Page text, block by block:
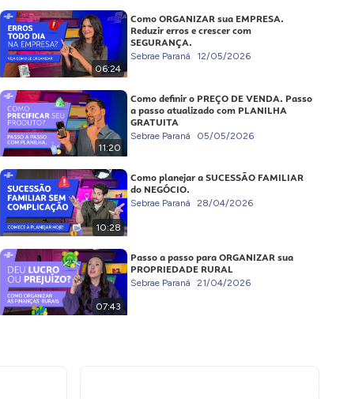
06:24
Como ORGANIZAR sua EMPRESA.
Reduzir erros e crescer com
SEGURANÇA.
Sebrae Paraná 12/05/2026
11:20
Como definir o PREÇO DE VENDA. Passo
a passo atualizado com PLANILHA
GRATUITA
Sebrae Paraná 05/05/2026
10:28
Como planejar a SUCESSÃO FAMILIAR
do NEGÓCIO.
Sebrae Paraná 28/04/2026
07:43
Passo a passo para ORGANIZAR sua
PROPRIEDADE RURAL
Sebrae Paraná 21/04/2026